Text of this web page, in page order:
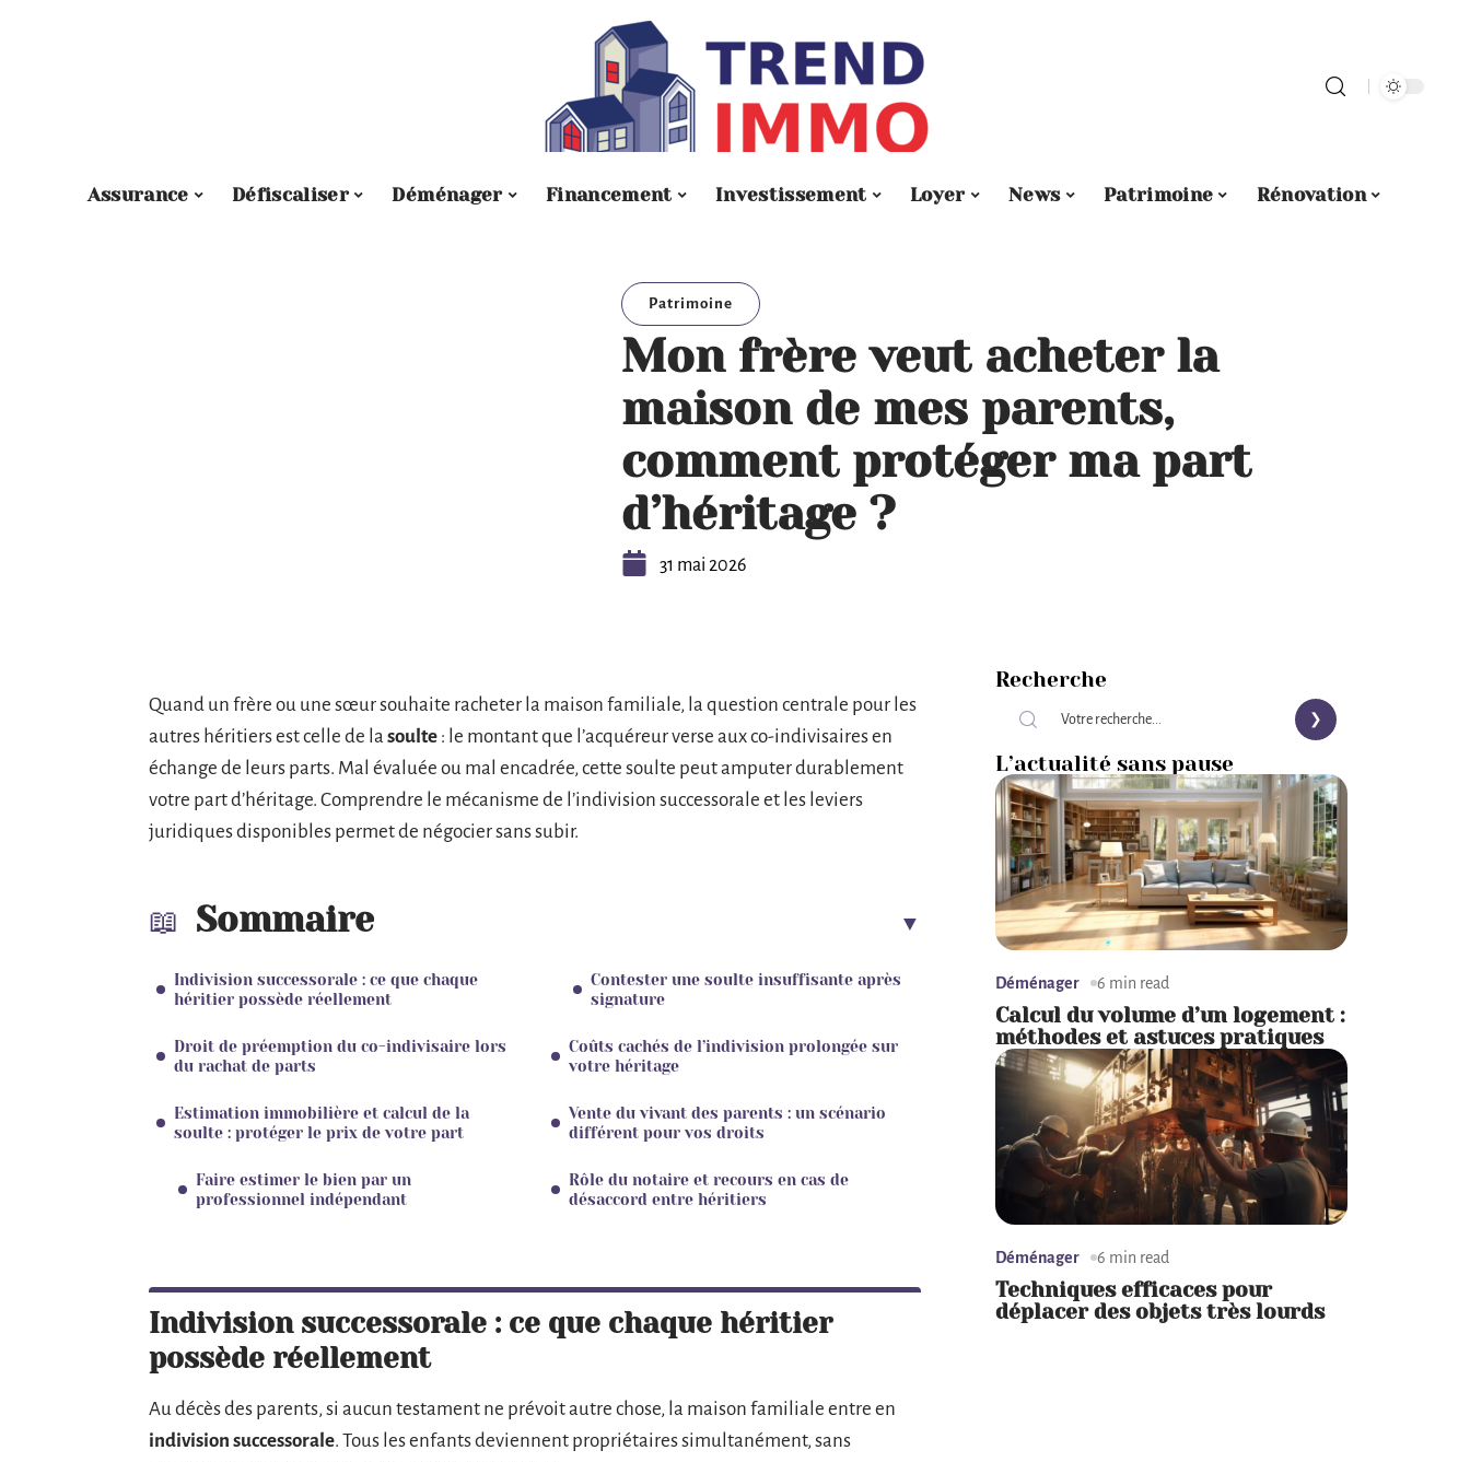
Assurance Défiscaliser Déménager Financement Investissement Loyer News Patrimoine Rénovation
Patrimoine
Mon frère veut acheter la
maison de mes parents,
comment protéger ma part
d’héritage ?
31 mai 2026
Quand un frère ou une sœur souhaite racheter la maison familiale, la question centrale pour les
autres héritiers est celle de la soulte : le montant que l’acquéreur verse aux co-indivisaires en
échange de leurs parts. Mal évaluée ou mal encadrée, cette soulte peut amputer durablement
votre part d’héritage. Comprendre le mécanisme de l’indivision successorale et les leviers
juridiques disponibles permet de négocier sans subir.
Sommaire
Indivision successorale : ce que chaque
héritier possède réellement
Droit de préemption du co-indivisaire lors
du rachat de parts
Estimation immobilière et calcul de la
soulte : protéger le prix de votre part
Faire estimer le bien par un
professionnel indépendant
Contester une soulte insuffisante après
signature
Coûts cachés de l’indivision prolongée sur
votre héritage
Vente du vivant des parents : un scénario
différent pour vos droits
Rôle du notaire et recours en cas de
désaccord entre héritiers
Indivision successorale : ce que chaque héritier
possède réellement
Au décès des parents, si aucun testament ne prévoit autre chose, la maison familiale entre en
indivision successorale. Tous les enfants deviennent propriétaires simultanément, sans
Recherche
L’actualité sans pause
Déménager 6 min read
Calcul du volume d’un logement :
méthodes et astuces pratiques
Déménager 6 min read
Techniques efficaces pour
déplacer des objets très lourds